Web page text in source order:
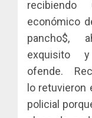
recibiendo
económico
pancho$,
exquisito
ofende.
lo retuvieron
policial